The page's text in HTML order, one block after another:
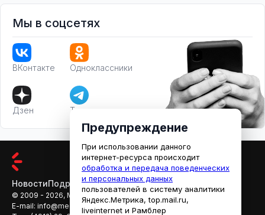
Мы в соцсетях
ВКонтакте Одноклассники
Дзен Телеграм
НовостиПодробностиАфишаКино
© 2009 - 2026, МЕДИАРЯЗАНЬ
E-mail: info@mediaryazan.ru,reklama@mediaryazan.ru
Предупреждение
При использовании данного
интернет-ресурса происходит
обработка и передача поведенческих
и персональных данных
пользователей в систему аналитики
Яндекс.Метрика, top.mail.ru,
liveinternet и Рамблер